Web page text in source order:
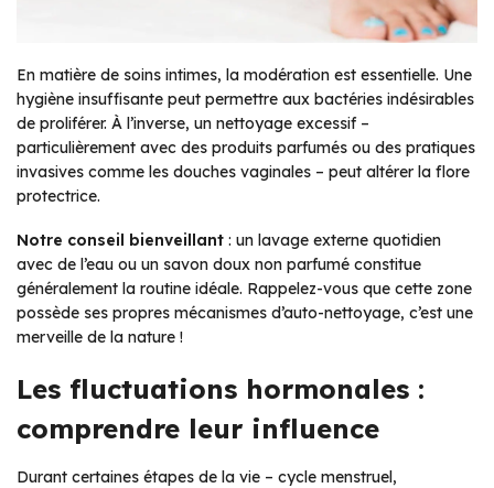
En matière de soins intimes, la modération est essentielle. Une
hygiène insuffisante peut permettre aux bactéries indésirables
de proliférer. À l’inverse, un nettoyage excessif –
particulièrement avec des produits parfumés ou des pratiques
invasives comme les douches vaginales – peut altérer la flore
protectrice.
Notre conseil bienveillant : un lavage externe quotidien
avec de l’eau ou un savon doux non parfumé constitue
généralement la routine idéale. Rappelez-vous que cette zone
possède ses propres mécanismes d’auto-nettoyage, c’est une
merveille de la nature !
Les fluctuations hormonales :
comprendre leur influence
Durant certaines étapes de la vie – cycle menstruel,